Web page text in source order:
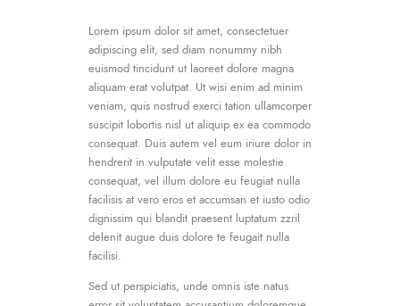
Lorem ipsum dolor sit amet, consectetuer
adipiscing elit, sed diam nonummy nibh
euismod tincidunt ut laoreet dolore magna
aliquam erat volutpat. Ut wisi enim ad minim
veniam, quis nostrud exerci tation ullamcorper
suscipit lobortis nisl ut aliquip ex ea commodo
consequat. Duis autem vel eum iriure dolor in
hendrerit in vulputate velit esse molestie
consequat, vel illum dolore eu feugiat nulla
facilisis at vero eros et accumsan et iusto odio
dignissim qui blandit praesent luptatum zzril
delenit augue duis dolore te feugait nulla
facilisi.
Sed ut perspiciatis, unde omnis iste natus